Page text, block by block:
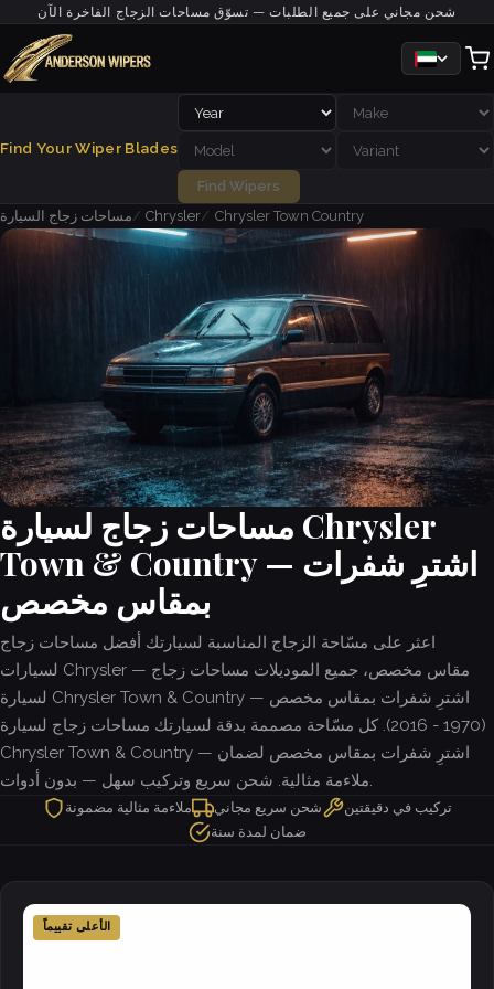
شحن مجاني على جميع الطلبات — تسوّق مساحات الزجاج الفاخرة الآن
Find Your Wiper Blades
Find Wipers
مساحات زجاج السيارة
Chrysler Chrysler Town Country
مساحات زجاج لسيارة Chrysler
Town & Country — اشترِ شفرات
بمقاس مخصص
اعثر على مسّاحة الزجاج المناسبة لسيارتك أفضل مساحات زجاج
لسيارات Chrysler — مقاس مخصص، جميع الموديلات مساحات زجاج
لسيارة Chrysler Town & Country — اشترِ شفرات بمقاس مخصص
(1970 - 2016). كل مسّاحة مصممة بدقة لسيارتك مساحات زجاج لسيارة
Chrysler Town & Country — اشترِ شفرات بمقاس مخصص لضمان
ملاءمة مثالية. شحن سريع وتركيب سهل — بدون أدوات.
ملاءمة مثالية مضمونة شحن سريع مجاني
تركيب في دقيقتين
ضمان لمدة سنة
الأعلى تقييماً